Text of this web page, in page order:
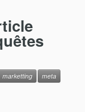
marketting
meta